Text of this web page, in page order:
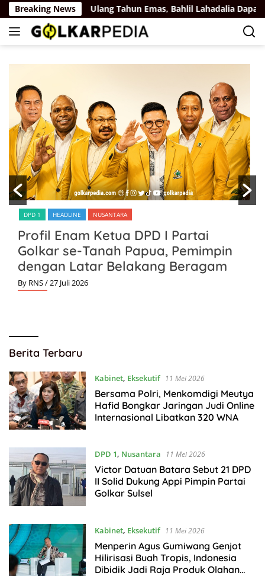
Langsung
ke
konten
Breaking News
Rus Ulang Tahun Emas, Bahlil Lahadalia Dapat
DPD 1 HEADLINE NUSANTARA
Profil Enam Ketua DPD I Partai
Golkar se-Tanah Papua, Pemimpin
dengan Latar Belakang Beragam
By RNS/ 27 Juli 2026
Golkarpedia
Berita Terbaru
Kabinet, Eksekutif 11 Mei 2026
Bersama Polri, Menkomdigi Meutya
Hafid Bongkar Jaringan Judi Online
Internasional Libatkan 320 WNA
DPD 1, Nusantara 11 Mei 2026
Victor Datuan Batara Sebut 21 DPD
II Solid Dukung Appi Pimpin Partai
Golkar Sulsel
Kabinet, Eksekutif 11 Mei 2026
Menperin Agus Gumiwang Genjot
Hilirisasi Buah Tropis, Indonesia
Dibidik Jadi Raja Produk Olahan